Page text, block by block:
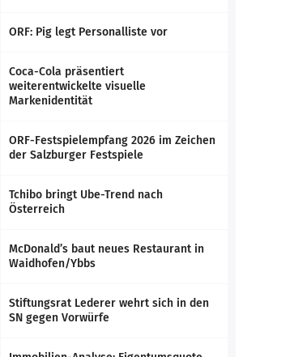
ORF: Pig legt Personalliste vor
Coca-Cola präsentiert
weiterentwickelte visuelle
Markenidentität
ORF-Festspielempfang 2026 im Zeichen
der Salzburger Festspiele
Tchibo bringt Ube-Trend nach
Österreich
McDonald’s baut neues Restaurant in
Waidhofen/Ybbs
Stiftungsrat Lederer wehrt sich in den
SN gegen Vorwürfe